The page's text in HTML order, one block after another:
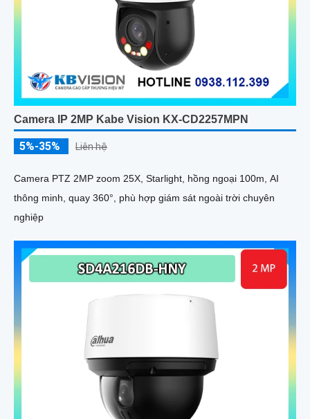
Camera IP 2MP Kabe Vision KX-CD2257MPN
5%-35% Liên hệ
Camera PTZ 2MP zoom 25X, Starlight, hồng ngoại 100m, AI
thông minh, quay 360°, phù hợp giám sát ngoài trời chuyên
nghiệp